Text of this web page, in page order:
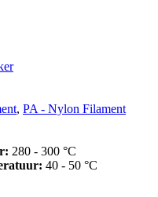
, PA - Nylon Filament
280 - 300 °C
40 - 50 °C